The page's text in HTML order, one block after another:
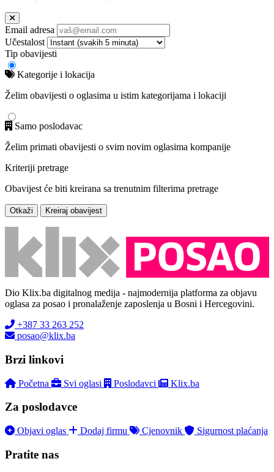
Email adresa
Učestalost
Tip obavijesti
Kategorije i lokacija
Želim obavijesti o oglasima u istim kategorijama i lokaciji
Samo poslodavac
Želim primati obavijesti o svim novim oglasima kompanije
Kriteriji pretrage
Obavijest će biti kreirana sa trenutnim filterima pretrage
Otkaži Kreiraj obavijest
Dio Klix.ba digitalnog medija - najmodernija platforma za objavu
oglasa za posao i pronalaženje zaposlenja u Bosni i Hercegovini.
+387 33 263 252
posao@klix.ba
Brzi linkovi
Početna Svi oglasi Poslodavci Klix.ba
Za poslodavce
Objavi oglas Dodaj firmu Cjenovnik Sigurnost plaćanja
Pratite nas